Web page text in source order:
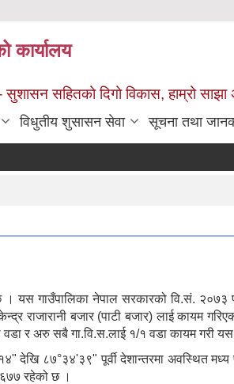
कार्यालय
सहितको दिगो विकास, हाम्रो साझा
विधुतीय शुसासन सेवा सूचना तथा
यस गाउँपालिका नेपाल सरकारको वि.सं.
राजारानी बजार (पाटी बजार) लाई कायम
र अरु सबै गा.वि.स.लाई १/१ वडा कायम गरी
८७°३४'३९" पूर्वी देशान्तरमा अवस्थित मध्य
रहेको छ ।